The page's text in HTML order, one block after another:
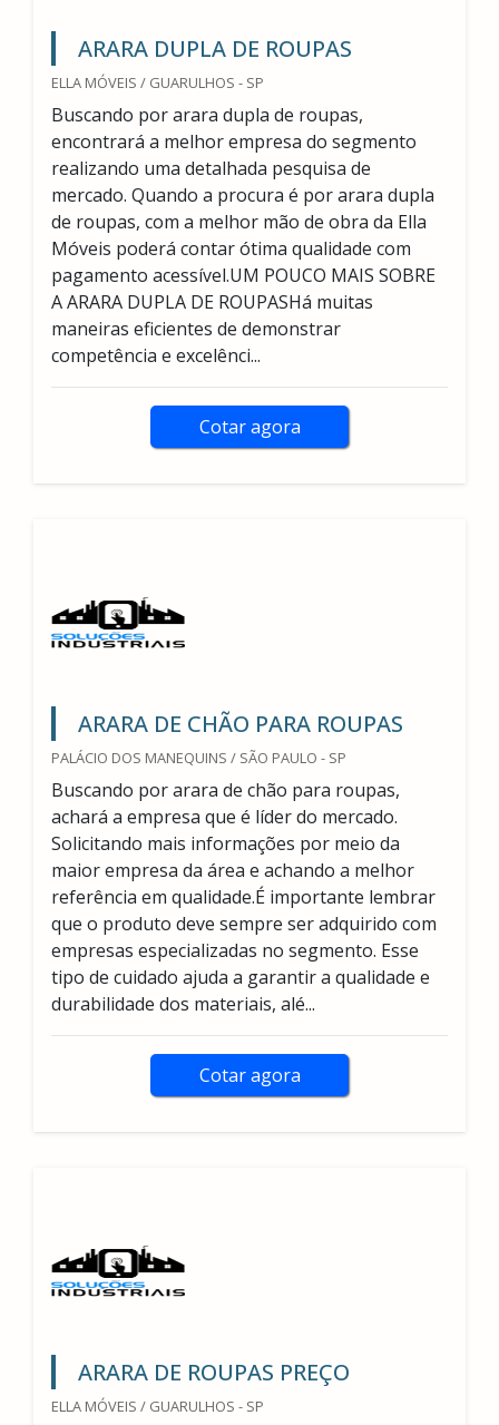
ARARA DUPLA DE ROUPAS
ELLA MÓVEIS / GUARULHOS - SP
Buscando por arara dupla de roupas,
encontrará a melhor empresa do segmento
realizando uma detalhada pesquisa de
mercado. Quando a procura é por arara dupla
de roupas, com a melhor mão de obra da Ella
Móveis poderá contar ótima qualidade com
pagamento acessível.UM POUCO MAIS SOBRE
A ARARA DUPLA DE ROUPASHá muitas
maneiras eficientes de demonstrar
competência e excelênci...
Cotar agora
ARARA DE CHÃO PARA ROUPAS
PALÁCIO DOS MANEQUINS / SÃO PAULO - SP
Buscando por arara de chão para roupas,
achará a empresa que é líder do mercado.
Solicitando mais informações por meio da
maior empresa da área e achando a melhor
referência em qualidade.É importante lembrar
que o produto deve sempre ser adquirido com
empresas especializadas no segmento. Esse
tipo de cuidado ajuda a garantir a qualidade e
durabilidade dos materiais, alé...
Cotar agora
ARARA DE ROUPAS PREÇO
ELLA MÓVEIS / GUARULHOS - SP